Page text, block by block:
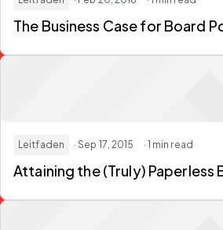
The Business Case for Board
Leitfaden · Sep 17, 2015 · 1 min read
Attaining the (Truly) Paperless